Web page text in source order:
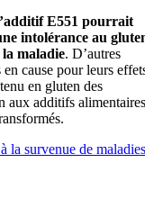
E551 pourrait
intolérance au
la maladie. D’autres
cause pour leurs
en gluten des
aux additifs
la survenue de maladies